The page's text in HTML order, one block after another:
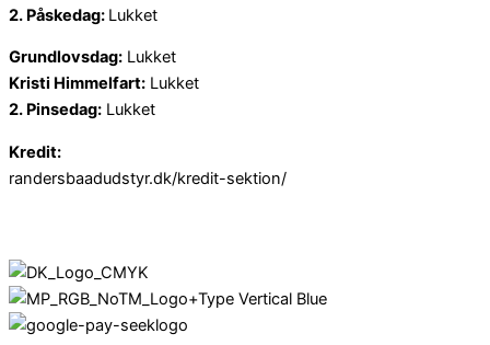
2. Påskedag: Lukket
Grundlovsdag: Lukket
Kristi Himmelfart: Lukket
2. Pinsedag: Lukket
Kredit:
randersbaadudstyr.dk/kredit-sektion/